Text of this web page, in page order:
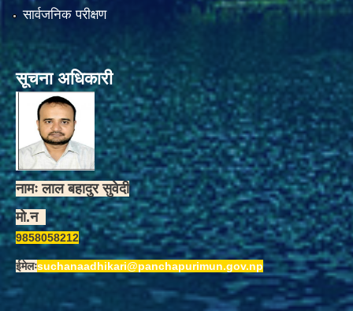
सार्वजनिक परीक्षण
सूचना अधिकारी
नामः लाल बहादुर सुवेदी
मो.न
9858058212
ईमेलःsuchanaadhikari@panchapurimun.gov.np